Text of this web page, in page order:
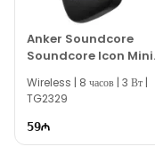
Anker Soundcore
Soundcore Icon Mini
Black A3121
Wireless | 8 часов | 3 Вт |
TG2329
59